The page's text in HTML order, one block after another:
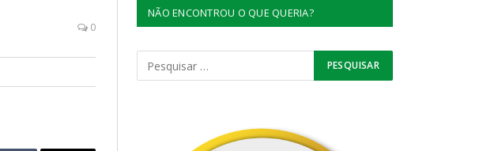
0
NÃO ENCONTROU O QUE QUERIA?